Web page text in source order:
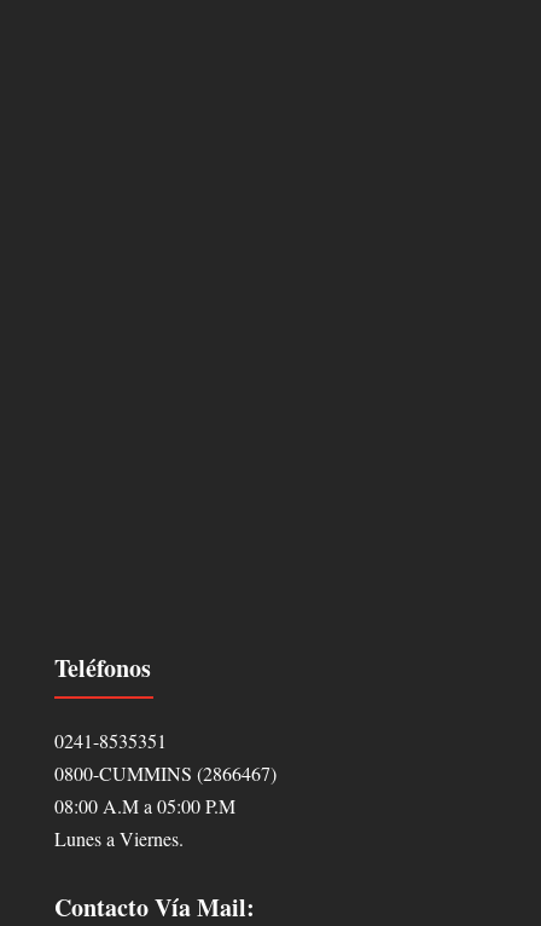
Teléfonos
0241-8535351
0800-CUMMINS (2866467)
08:00 A.M a 05:00 P.M
Lunes a Viernes.
Contacto Vía Mail: